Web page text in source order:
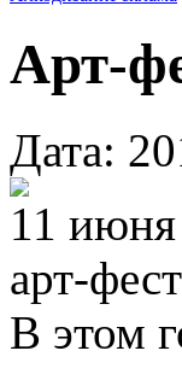
Арт-
Дата:
11
арт-
В этом